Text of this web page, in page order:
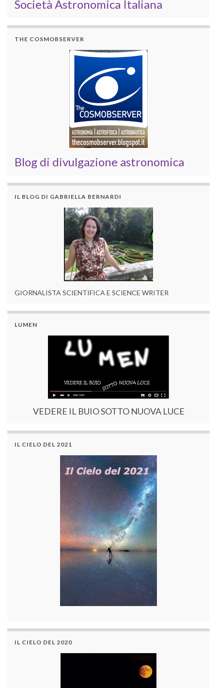
Società Astronomica Italiana
THE COSMOBSERVER
Blog di divulgazione astronomica
IL BLOG DI GABRIELLA BERNARDI
GIORNALISTA SCIENTIFICA E SCIENCE WRITER
LUMEN
VEDERE IL BUIO SOTTO NUOVA LUCE
IL CIELO DEL 2021
IL CIELO DEL 2020